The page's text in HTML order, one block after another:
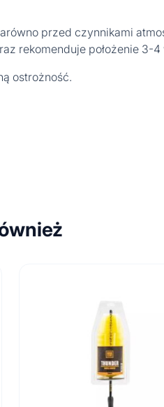
przed czynnikami
rekomenduje położenie 3-4
ostrożność.